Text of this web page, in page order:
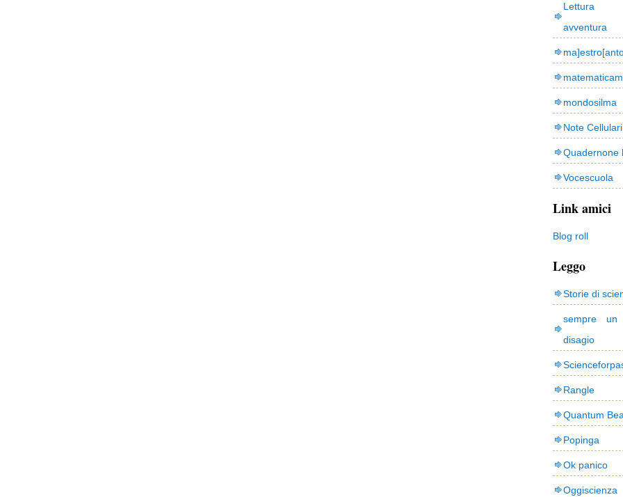
avventura
mondosilma
Note Cellulari
Quadernone
Vocescuola
Link amici
Blog roll
Leggo
Storie di
sempre
disagio
Rangle
Quantum
Popinga
Ok panico
Oggiscienza